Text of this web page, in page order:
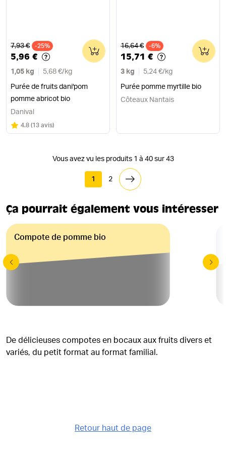
Retour haut de page
Ancien prix
7,93 € -25%
5,96 €
1,05 kg 5,68 €/ kg
Purée de fruits dani'pom
pomme abricot bio
0
Danival
Note
4.8 sur 5
(13 avis)
Ancien prix
16,64 € -6%
15,71 €
3 kg 5,24 €/ kg
Purée pomme myrtille bio
0
Côteaux Nantais
Vous avez vu les produits 1 à 40 sur 43
1 2
Ça pourrait également vous intéresser
Compote de pomme bio
De délicieuses compotes en bocaux aux fruits divers et
variés, du petit format au format familial.